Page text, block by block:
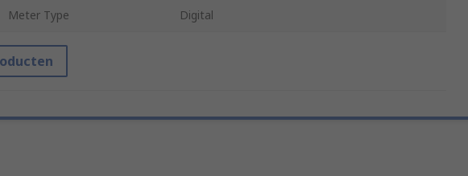
Meter Type Digital